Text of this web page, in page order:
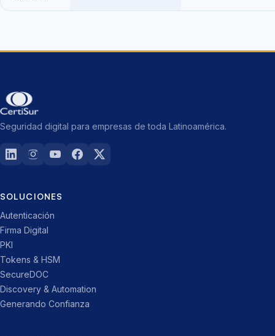
Seguridad digital para empresas de toda Latinoamérica.
SOLUCIONES
Autenticación
Firma Digital
PKI
Tokens & HSM
SecureDOC
Discovery & Automation
Generando Confianza